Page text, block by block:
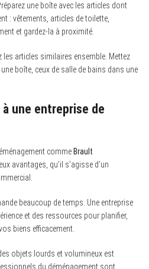
une boîte avec les articles dont
: vêtements, articles de toilette,
et gardez-la à proximité.
les articles similaires ensemble. Mettez
boîte, ceux de salle de bains dans une
une entreprise de
comme Brault
avantages, qu’il s’agisse d’un
beaucoup de temps. Une entreprise
et des ressources pour planifier,
biens efficacement.
objets lourds et volumineux est
du déménagement sont